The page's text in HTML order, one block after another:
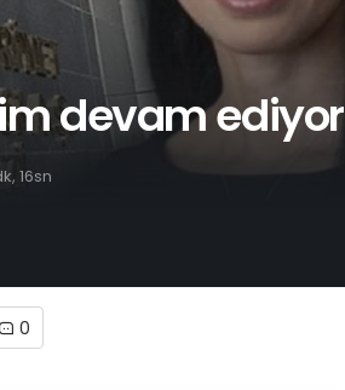
devam ediyor
16sn
0